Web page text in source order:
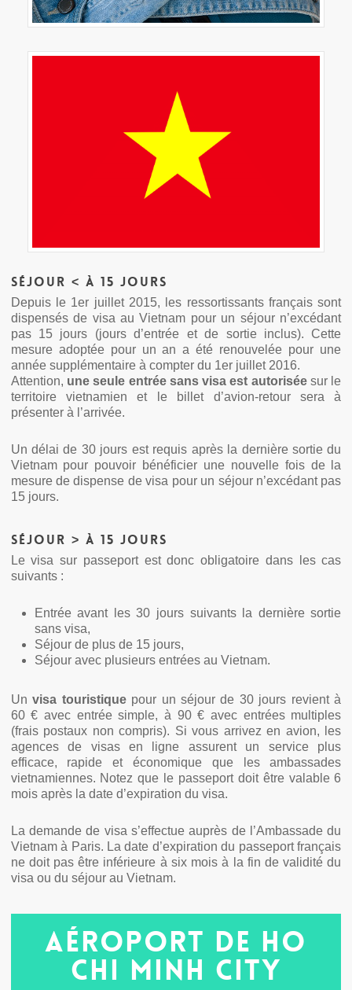
Séjour < à 15 jours
Depuis le 1er juillet 2015, les ressortissants français sont
dispensés de visa au Vietnam pour un séjour n’excédant
pas 15 jours (jours d’entrée et de sortie inclus). Cette
mesure adoptée pour un an a été renouvelée pour une
année supplémentaire à compter du 1er juillet 2016.
Attention, une seule entrée sans visa est autoriséesur le
territoire vietnamien et le billet d’avion-retour sera à
présenter à l’arrivée.
Un délai de 30 jours est requis après la dernière sortie du
Vietnam pour pouvoir bénéficier une nouvelle fois de la
mesure de dispense de visa pour un séjour n’excédant pas
15 jours.
Séjour > à 15 jours
Le visa sur passeport est donc obligatoire dans les cas
suivants :
Entrée avant les 30 jours suivants la dernière sortie
sans visa,
Séjour de plus de 15 jours,
Séjour avec plusieurs entrées au Vietnam.
Unvisa touristiquepour un séjour de 30 jours revient à
60 € avec entrée simple, à 90 € avec entrées multiples
(frais postaux non compris). Si vous arrivez en avion, les
agences de visas en ligne assurent un service plus
efficace, rapide et économique que les ambassades
vietnamiennes. Notez que le passeport doit être valable 6
mois après la date d’expiration du visa.
La demande de visa s’effectue auprès de l’Ambassade du
Vietnam à Paris. La date d’expiration du passeport français
ne doit pas être inférieure à six mois à la fin de validité du
visa ou du séjour au Vietnam.
Aéroport de Ho
Chi Minh City